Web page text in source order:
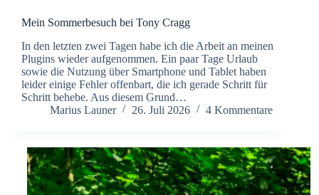
Mein Sommerbesuch bei Tony Cragg
In den letzten zwei Tagen habe ich die Arbeit an meinen
Plugins wieder aufgenommen. Ein paar Tage Urlaub
sowie die Nutzung über Smartphone und Tablet haben
leider einige Fehler offenbart, die ich gerade Schritt für
Schritt behebe. Aus diesem Grund…
Marius Launer
26. Juli 2026 4 Kommentare